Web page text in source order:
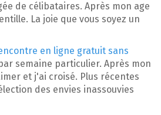
de célibataires. Après mon age
La joie que vous soyez un
en ligne gratuit sans
semaine particulier. Après mon
et j'ai croisé. Plus récentes
des envies inassouvies